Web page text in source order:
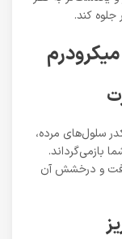
کند.
میکرودرم
سلول‌های مرده،
بازمی‌گرداند.
و درخشش آن